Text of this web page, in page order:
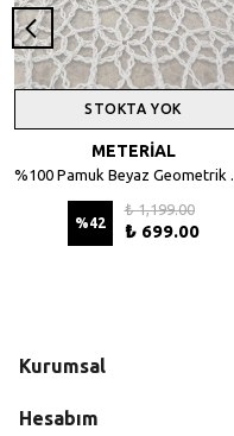
STOKTA YOK
METERİAL
%100
%42
₺ 1,199.00
₺ 699.00
Kurumsal
Hesabım